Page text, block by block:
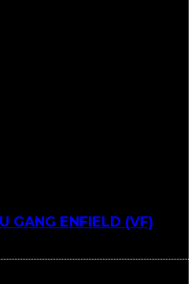
GANG ENFIELD (VF)